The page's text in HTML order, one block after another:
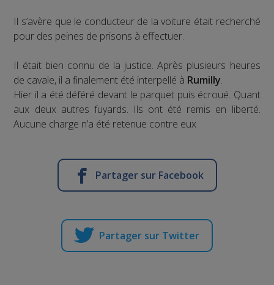
Il s’avère que le conducteur de la voiture était recherché
pour des peines de prisons à effectuer.
Il était bien connu de la justice. Après plusieurs heures
de cavale, il a finalement été interpellé à Rumilly.
Hier il a été déféré devant le parquet puis écroué. Quant
aux deux autres fuyards. Ils ont été remis en liberté.
Aucune charge n’a été retenue contre eux
Partager sur Facebook
Partager sur Twitter